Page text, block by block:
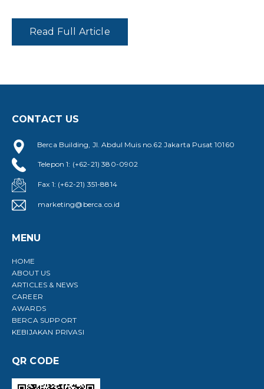
Read Full Article
CONTACT US
Berca Building, Jl. Abdul Muis no.62 Jakarta Pusat 10160
Telepon 1: (+62-21) 380-0902
Fax 1: (+62-21) 351-8814
marketing@berca.co.id
MENU
HOME
ABOUT US
ARTICLES & NEWS
CAREER
AWARDS
BERCA SUPPORT
KEBIJAKAN PRIVASI
QR CODE